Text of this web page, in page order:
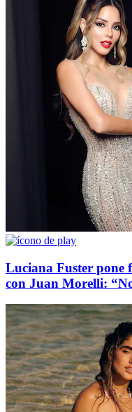
Luciana Fuster pone
con Juan Morelli: